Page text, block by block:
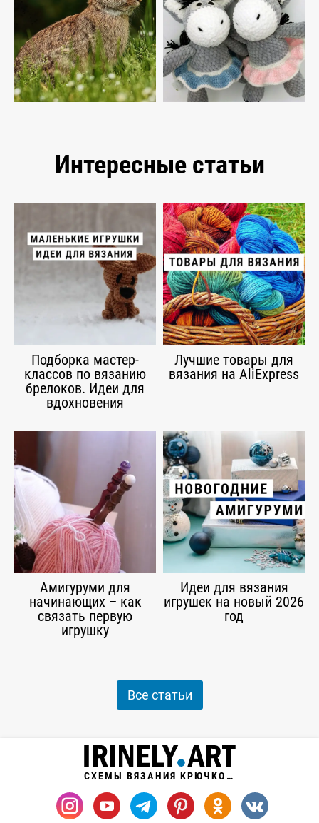
Интересные статьи
Подборка мастер-
классов по вязанию
брелоков. Идеи для
вдохновения
Лучшие товары для
вязания на AliExpress
Амигуруми для
начинающих – как
связать первую
игрушку
Идеи для вязания
игрушек на новый 2026
год
Все статьи
СХЕМЫ ВЯЗАНИЯ КРЮЧКОМ